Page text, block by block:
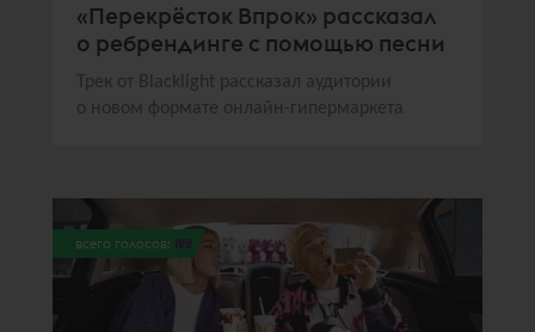
«Перекрёсток Впрок» рассказал
о ребрендинге с помощью песни
Трек от Blacklight рассказал аудитории
о новом формате онлайн-гипермаркета
всего голосов: 122